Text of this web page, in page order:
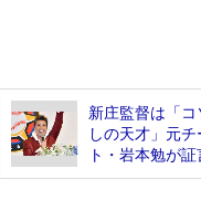
新庄監督は「
しの天才」元
ト・岩本勉が